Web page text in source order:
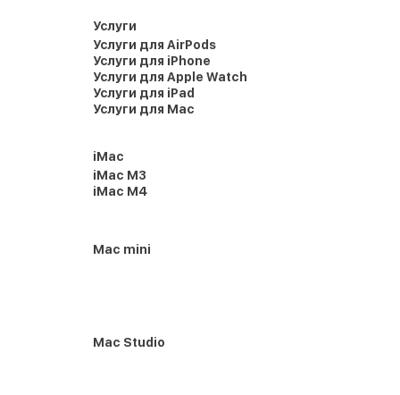
Услуги
Услуги для AirPods
Услуги для iPhone
Услуги для Apple Watch
Услуги для iPad
Услуги для Mac
iMac
iMac M3
iMac M4
Mac mini
Mac Studio